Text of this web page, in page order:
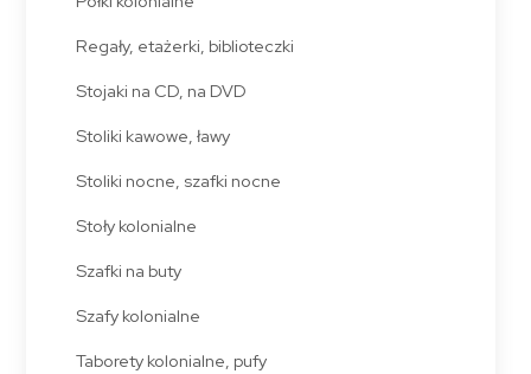
Regały, etażerki, biblioteczki
Stojaki na CD, na DVD
Stoliki kawowe, ławy
Stoliki nocne, szafki nocne
Stoły kolonialne
Szafki na buty
Szafy kolonialne
Taborety kolonialne, pufy